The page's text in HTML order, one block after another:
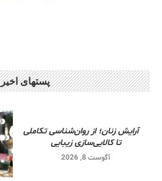
پستهای اخیر
آرایش زنان؛ از روان‌شناسی تکاملی
تا کالایی‌سازی زیبایی
آگوست 8, 2026